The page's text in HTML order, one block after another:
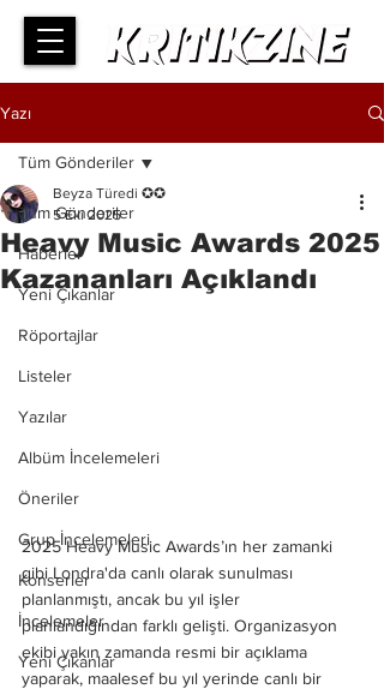
Yazı
Tüm Gönderiler
Haberler
Yeni Çıkanlar
Röportajlar
Listeler
Yazılar
Albüm İncelemeleri
Öneriler
Grup İncelemeleri
Konserler
İncelemeler
Yeni Çıkanlar
Tüm Gönderiler
Heavy Music Awards 2025
Kazananları Açıklandı
Beyza Türedi ✪✪
5 Eki 2025
2025 Heavy Music Awards’ın her zamanki
gibi Londra'da canlı olarak sunulması
planlanmıştı, ancak bu yıl işler
planlandığından farklı gelişti. Organizasyon
ekibi yakın zamanda resmi bir açıklama
yaparak, maalesef bu yıl yerinde canlı bir